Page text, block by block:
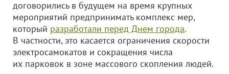
договорились в будущем на время крупных
мероприятий предпринимать комплекс мер,
который разработали перед Днем города.
В частности, это касается ограничения скорости
электросамокатов и сокращения числа
их парковок в зоне массового скопления людей.